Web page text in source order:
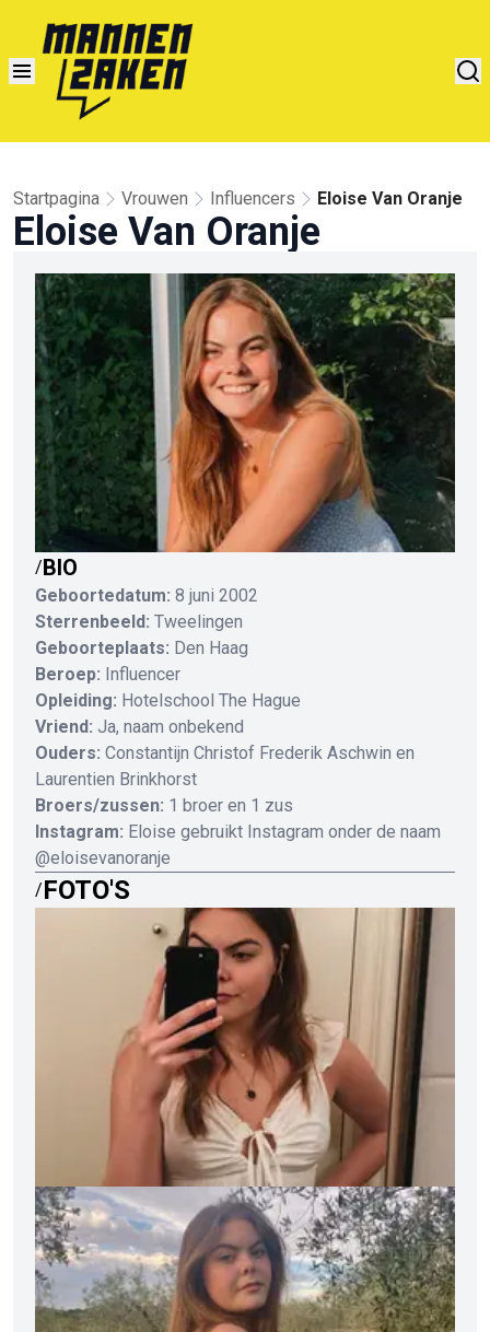
Startpagina Vrouwen Influencers Eloise Van Oranje
Eloise Van Oranje
/BIO
Geboortedatum: 8 juni 2002
Sterrenbeeld: Tweelingen
Geboorteplaats: Den Haag
Beroep: Influencer
Opleiding: Hotelschool The Hague
Vriend: Ja, naam onbekend
Ouders: Constantijn Christof Frederik Aschwin en
Laurentien Brinkhorst
Broers/zussen: 1 broer en 1 zus
Instagram: Eloise gebruikt Instagram onder de naam
@eloisevanoranje
/FOTO'S